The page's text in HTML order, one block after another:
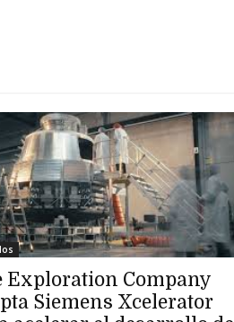
Exploration Company
Siemens Xcelerator